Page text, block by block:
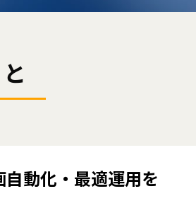
動化・最適運用を